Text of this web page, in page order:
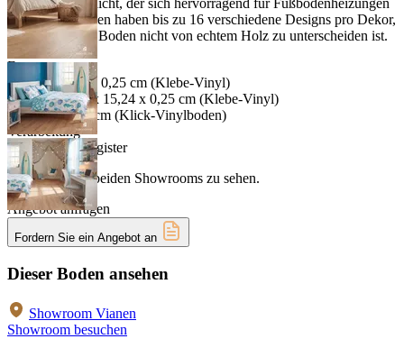
eignet. Die Dielen haben bis zu 16 verschiedene Designs pro Dekor,
wodurch dieser Boden nicht von echtem Holz zu unterscheiden ist.
Format
152,4 x 22,86 x 0,25 cm (Klebe-Vinyl)
Fischgrät 76,2 x 15,24 x 0,25 cm (Klebe-Vinyl)
72 x 18 x 0,25 cm (Klick-Vinylboden)
Verarbeitung
Embossed-in-register
Als Paneele in beiden Showrooms zu sehen.
Angebot anfragen
Fordern Sie ein Angebot an
Dieser Boden ansehen
Showroom Vianen
Showroom besuchen